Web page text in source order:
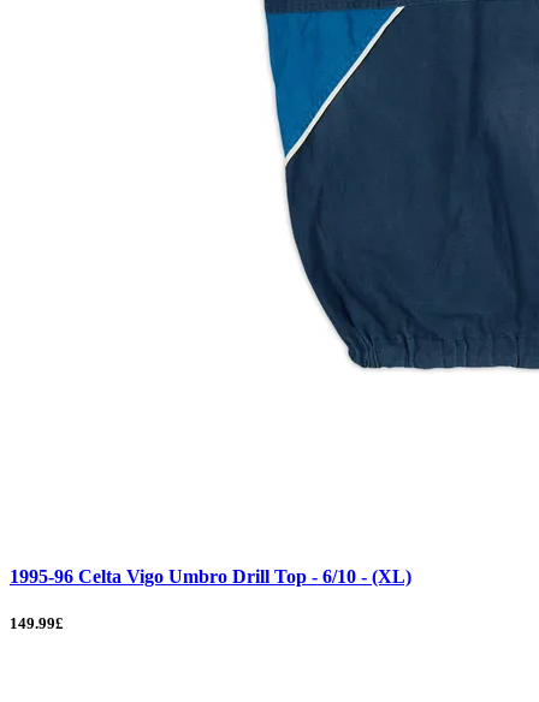
1995-96 Celta Vigo Umbro Drill Top - 6/10 - (XL)
149.99£